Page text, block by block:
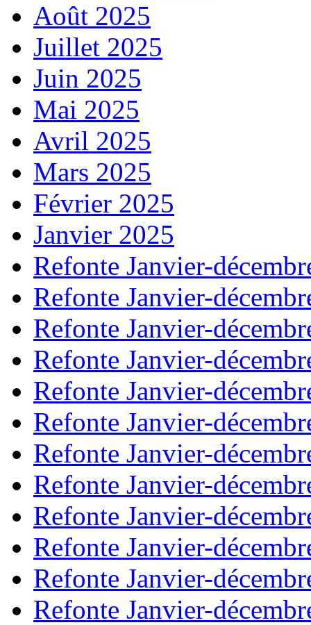
Août 2025
Juillet 2025
Juin 2025
Mai 2025
Avril 2025
Mars 2025
Février 2025
Janvier 2025
Refonte Janvier-
Refonte Janvier-
Refonte Janvier-
Refonte Janvier-
Refonte Janvier-
Refonte Janvier-
Refonte Janvier-
Refonte Janvier-
Refonte Janvier-
Refonte Janvier-
Refonte Janvier-
Refonte Janvier-